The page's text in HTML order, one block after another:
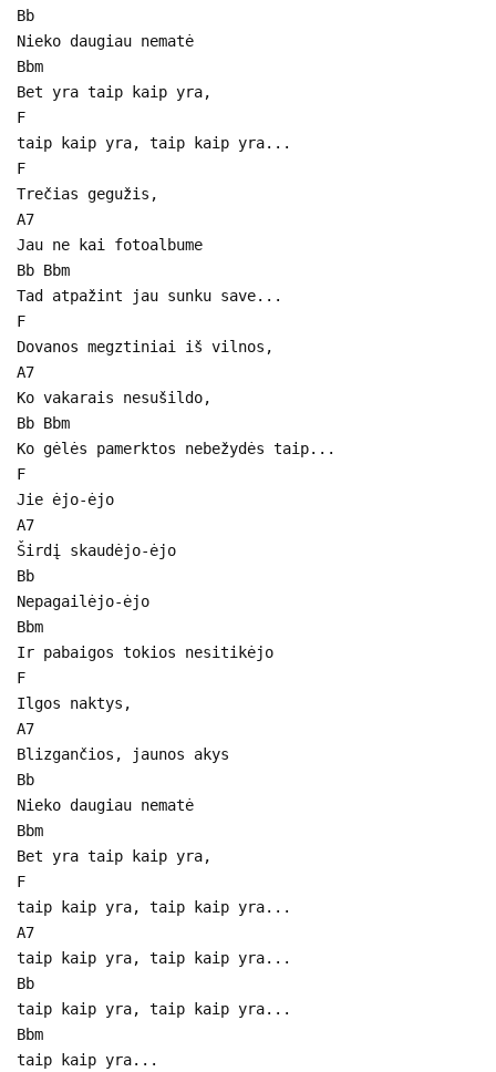
Bb
Nieko daugiau nematė
Bbm
Bet yra taip kaip yra,
F
taip kaip yra, taip kaip yra...
F
Trečias gegužis,
A7
Jau ne kai fotoalbume
Bb Bbm
Tad atpažint jau sunku save...
F
Dovanos megztiniai iš vilnos,
A7
Ko vakarais nesušildo,
Bb Bbm
Ko gėlės pamerktos nebežydės taip...
F
Jie ėjo-ėjo
A7
Širdį skaudėjo-ėjo
Bb
Nepagailėjo-ėjo
Bbm
Ir pabaigos tokios nesitikėjo
F
Ilgos naktys,
A7
Blizgančios, jaunos akys
Bb
Nieko daugiau nematė
Bbm
Bet yra taip kaip yra,
F
taip kaip yra, taip kaip yra...
A7
taip kaip yra, taip kaip yra...
Bb
taip kaip yra, taip kaip yra...
Bbm
taip kaip yra...